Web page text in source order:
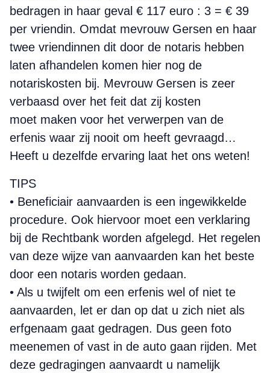
bedragen in haar geval € 117 euro : 3 = € 39
per vriendin. Omdat mevrouw Gersen en haar
twee vriendinnen dit door de notaris hebben
laten afhandelen komen hier nog de
notariskosten bij. Mevrouw Gersen is zeer
verbaasd over het feit dat zij kosten
moet maken voor het verwerpen van de
erfenis waar zij nooit om heeft gevraagd…
Heeft u dezelfde ervaring laat het ons weten!
TIPS
• Beneficiair aanvaarden is een ingewikkelde
procedure. Ook hiervoor moet een verklaring
bij de Rechtbank worden afgelegd. Het regelen
van deze wijze van aanvaarden kan het beste
door een notaris worden gedaan.
• Als u twijfelt om een erfenis wel of niet te
aanvaarden, let er dan op dat u zich niet als
erfgenaam gaat gedragen. Dus geen foto
meenemen of vast in de auto gaan rijden. Met
deze gedragingen aanvaardt u namelijk